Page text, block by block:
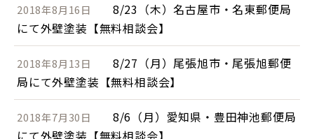
2018年8月16日
8/23（木）名古屋市・名東郵便局
にて外壁塗装【無料相談会】
2018年8月13日
8/27（月）尾張旭市・尾張旭郵便
局にて外壁塗装【無料相談会】
2018年7月30日
8/6（月）愛知県・豊田神池郵便局
にて外壁塗装【無料相談会】